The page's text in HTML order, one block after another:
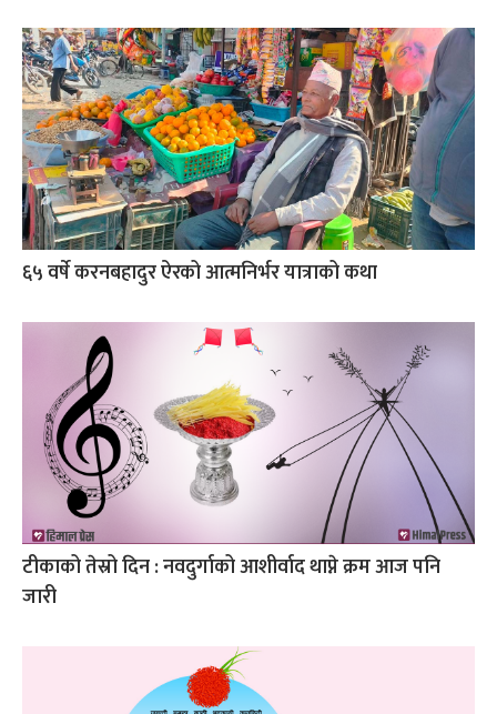
६५ वर्षे करनबहादुर ऐरको आत्मनिर्भर यात्राको कथा
टीकाको तेस्रो दिन : नवदुर्गाको आशीर्वाद थाप्ने क्रम आज पनि
जारी